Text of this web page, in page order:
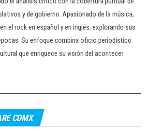
y de gobierno. Apasionado de la música,
el rock en español y en inglés, explorando sus
Su enfoque combina oficio periodístico
que enriquece su visión del acontecer
CDMX